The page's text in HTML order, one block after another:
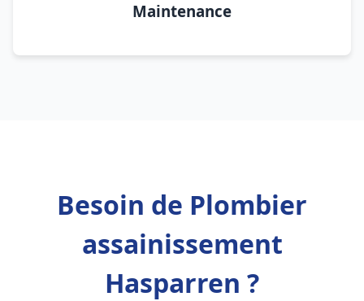
Maintenance
Besoin de Plombier
assainissement
Hasparren ?